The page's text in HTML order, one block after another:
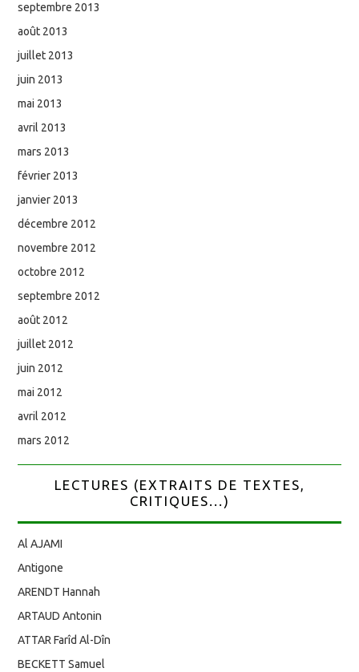
septembre 2013
août 2013
juillet 2013
juin 2013
mai 2013
avril 2013
mars 2013
février 2013
janvier 2013
décembre 2012
novembre 2012
octobre 2012
septembre 2012
août 2012
juillet 2012
juin 2012
mai 2012
avril 2012
mars 2012
LECTURES (EXTRAITS DE TEXTES,
CRITIQUES...)
Al AJAMI
Antigone
ARENDT Hannah
ARTAUD Antonin
ATTAR Farîd Al-Dîn
BECKETT Samuel